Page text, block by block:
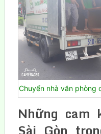
Chuyển nhà văn phòng
Những cam
Sài Gòn